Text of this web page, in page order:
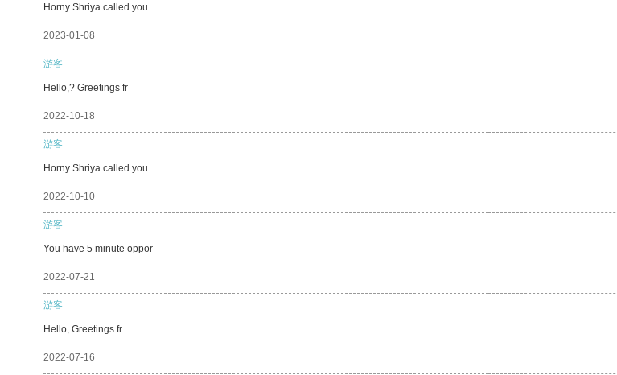
Horny Shriya called you
2023-01-08
游客
Hello,? Greetings fr
2022-10-18
游客
Horny Shriya called you
2022-10-10
游客
You have 5 minute oppor
2022-07-21
游客
Hello, Greetings fr
2022-07-16